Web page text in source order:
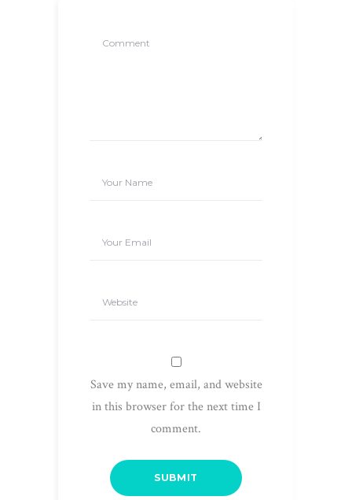
Save my name, email, and website
in this browser for the next time I
comment.